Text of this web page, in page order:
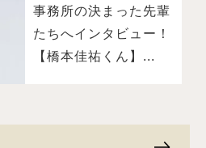
事務所の決まった先輩
たちへインタビュー！
【橋本佳祐くん】...